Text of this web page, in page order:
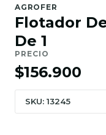
AGROFER
Flotador
De 1
PRECIO
$156.900
SKU: 13245